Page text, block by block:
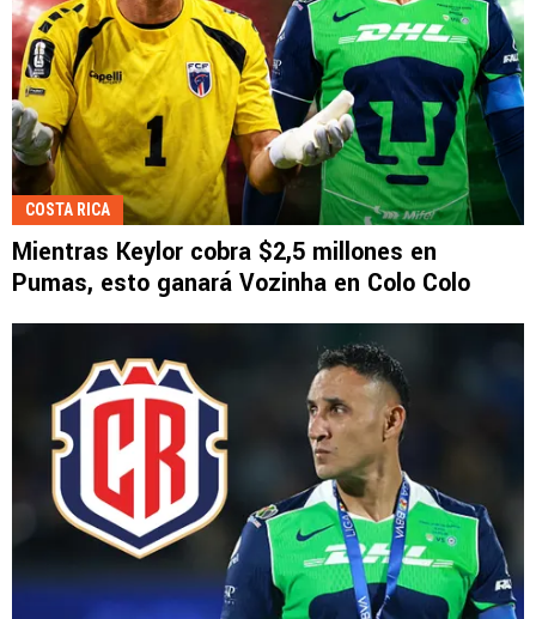
COSTA RICA
Mientras Keylor cobra $2,5 millones en
Pumas, esto ganará Vozinha en Colo Colo